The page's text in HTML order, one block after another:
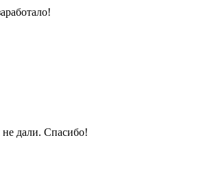
не дали. Спасибо!